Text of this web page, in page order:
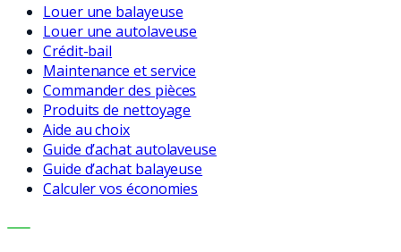
Louer une balayeuse
Louer une autolaveuse
Crédit-bail
Maintenance et service
Commander des pièces
Produits de nettoyage
Aide au choix
Guide d’achat autolaveuse
Guide d’achat balayeuse
Calculer vos économies
ENTREPRISE